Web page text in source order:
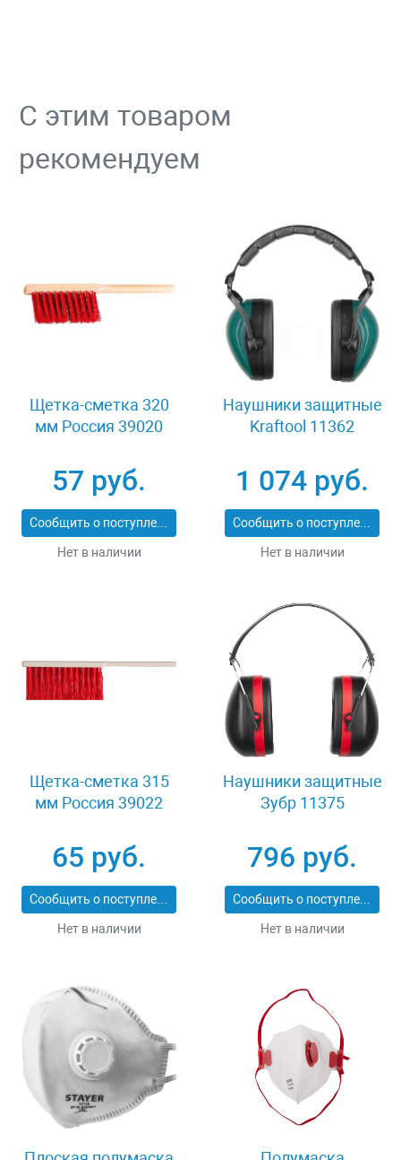
С этим товаром
рекомендуем
Щетка-сметка 320
мм Россия 39020
57 руб.
Сообщить о поступлении
Нет в наличии
Наушники защитные
Kraftool 11362
1 074 руб.
Сообщить о поступлении
Нет в наличии
Щетка-сметка 315
мм Россия 39022
65 руб.
Сообщить о поступлении
Нет в наличии
Наушники защитные
Зубр 11375
796 руб.
Сообщить о поступлении
Нет в наличии